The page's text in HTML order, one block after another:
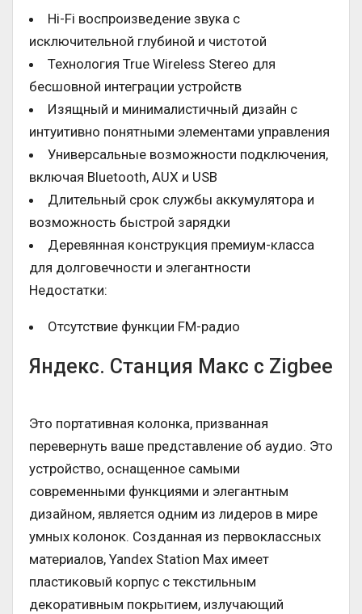
Hi-Fi воспроизведение звука с
исключительной глубиной и чистотой
Технология True Wireless Stereo для
бесшовной интеграции устройств
Изящный и минималистичный дизайн с
интуитивно понятными элементами управления
Универсальные возможности подключения,
включая Bluetooth, AUX и USB
Длительный срок службы аккумулятора и
возможность быстрой зарядки
Деревянная конструкция премиум-класса
для долговечности и элегантности
Недостатки:
Отсутствие функции FM-радио
Яндекс. Станция Макс с Zigbee
Это портативная колонка, призванная
перевернуть ваше представление об аудио. Это
устройство, оснащенное самыми
современными функциями и элегантным
дизайном, является одним из лидеров в мире
умных колонок. Созданная из первоклассных
материалов, Yandex Station Max имеет
пластиковый корпус с текстильным
декоративным покрытием, излучающий